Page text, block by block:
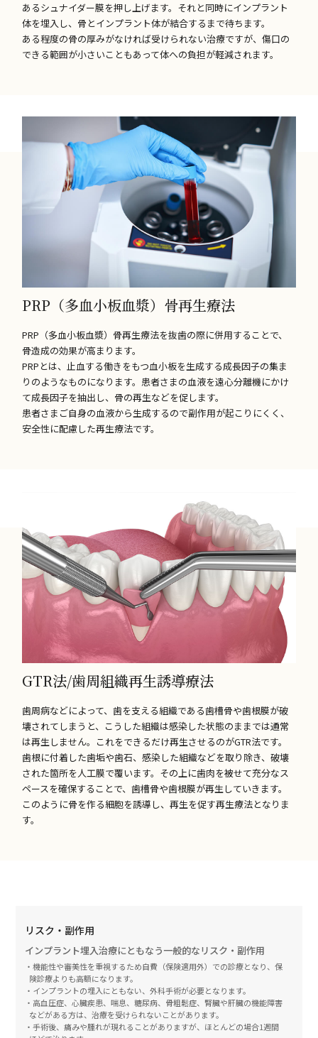
あるシュナイダー膜を押し上げます。それと同時にインプラント
体を埋入し、骨とインプラント体が結合するまで待ちます。
ある程度の骨の厚みがなければ受けられない治療ですが、傷口の
できる範囲が小さいこともあって体への負担が軽減されます。
PRP（多血小板血漿）骨再生療法
PRP（多血小板血漿）骨再生療法を抜歯の際に併用することで、
骨造成の効果が高まります。
PRPとは、止血する働きをもつ血小板を生成する成長因子の集ま
りのようなものになります。患者さまの血液を遠心分離機にかけ
て成長因子を抽出し、骨の再生などを促します。
患者さまご自身の血液から生成するので副作用が起こりにくく、
安全性に配慮した再生療法です。
GTR法/歯周組織再生誘導療法
歯周病などによって、歯を支える組織である歯槽骨や歯根膜が破
壊されてしまうと、こうした組織は感染した状態のままでは通常
は再生しません。これをできるだけ再生させるのがGTR法です。
歯根に付着した歯垢や歯石、感染した組織などを取り除き、破壊
された箇所を人工膜で覆います。その上に歯肉を被せて充分なス
ペースを確保することで、歯槽骨や歯根膜が再生していきます。
このように骨を作る細胞を誘導し、再生を促す再生療法となりま
す。
リスク・副作用
インプラント埋入治療にともなう一般的なリスク・副作用
・機能性や審美性を重視するため自費（保険適用外）での診療となり、保
険診療よりも高額になります。
・インプラントの埋入にともない、外科手術が必要となります。
・高血圧症、心臓疾患、喘息、糖尿病、骨粗鬆症、腎臓や肝臓の機能障害
などがある方は、治療を受けられないことがあります。
・手術後、痛みや腫れが現れることがありますが、ほとんどの場合1週間